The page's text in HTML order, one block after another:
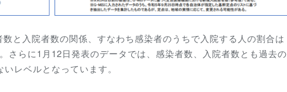
と入院者数の関係、すなわち感染者のうちで入院する人の割合は
さらに1月12日発表のデータでは、感染者数、入院者数とも過去の
レベルとなっています。